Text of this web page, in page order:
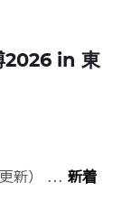
2026 in 東
新） ... 新着